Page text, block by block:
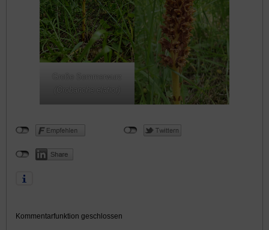
Große Sommerwurz
(Orobanche elatior)
Kommentarfunktion geschlossen